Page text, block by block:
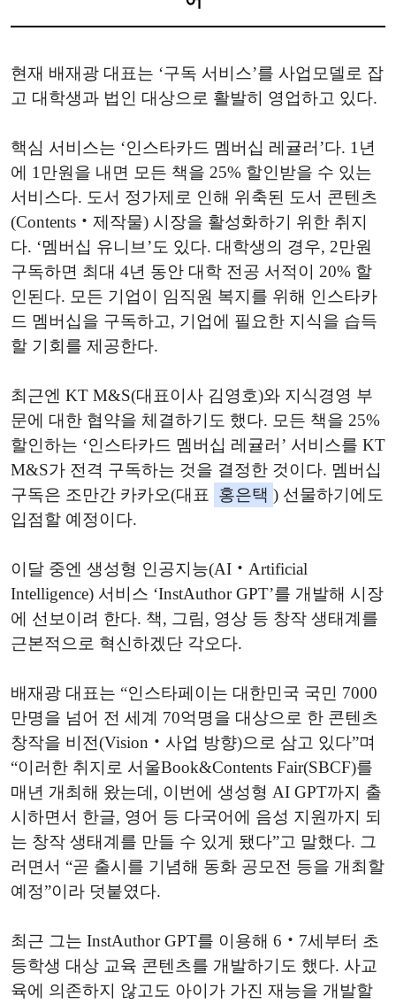
현재 배재광 대표는 ‘구독 서비스’를 사업모델로 잡
고 대학생과 법인 대상으로 활발히 영업하고 있다.
핵심 서비스는 ‘인스타카드 멤버십 레귤러’다. 1년
에 1만원을 내면 모든 책을 25% 할인받을 수 있는
서비스다. 도서 정가제로 인해 위축된 도서 콘텐츠
(Contents‧제작물) 시장을 활성화하기 위한 취지
다. ‘멤버십 유니브’도 있다. 대학생의 경우, 2만원
구독하면 최대 4년 동안 대학 전공 서적이 20% 할
인된다. 모든 기업이 임직원 복지를 위해 인스타카
드 멤버십을 구독하고, 기업에 필요한 지식을 습득
할 기회를 제공한다.
최근엔 KT M&S(대표이사 김영호)와 지식경영 부
문에 대한 협약을 체결하기도 했다. 모든 책을 25%
할인하는 ‘인스타카드 멤버십 레귤러’ 서비스를 KT
M&S가 전격 구독하는 것을 결정한 것이다. 멤버십
구독은 조만간 카카오(대표
홍은택 ) 선물하기에도
입점할 예정이다.
이달 중엔 생성형 인공지능(AI‧Artificial
Intelligence) 서비스 ‘InstAuthor GPT’를 개발해 시장
에 선보이려 한다. 책, 그림, 영상 등 창작 생태계를
근본적으로 혁신하겠단 각오다.
배재광 대표는 “인스타페이는 대한민국 국민 7000
만명을 넘어 전 세계 70억명을 대상으로 한 콘텐츠
창작을 비전(Vision‧사업 방향)으로 삼고 있다”며
“이러한 취지로 서울Book&Contents Fair(SBCF)를
매년 개최해 왔는데, 이번에 생성형 AI GPT까지 출
시하면서 한글, 영어 등 다국어에 음성 지원까지 되
는 창작 생태계를 만들 수 있게 됐다”고 말했다. 그
러면서 “곧 출시를 기념해 동화 공모전 등을 개최할
예정”이라 덧붙였다.
최근 그는 InstAuthor GPT를 이용해 6‧7세부터 초
등학생 대상 교육 콘텐츠를 개발하기도 했다. 사교
육에 의존하지 않고도 아이가 가진 재능을 개발할